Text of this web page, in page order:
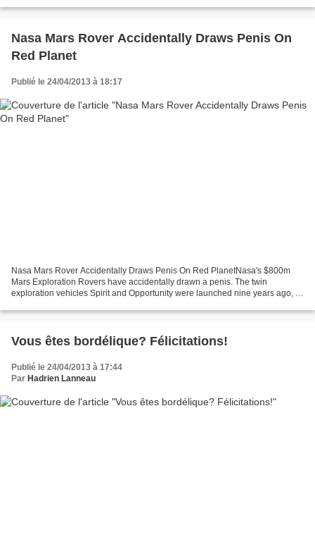
Nasa Mars Rover Accidentally Draws Penis On
Red Planet
Publié le 24/04/2013 à 18:17
Nasa Mars Rover Accidentally Draws Penis On Red PlanetNasa's $800m
Mars Exploration Rovers have accidentally drawn a penis. The twin
exploration vehicles Spirit and Opportunity were launched nine years ago, in
Vous êtes bordélique? Félicitations!
Publié le 24/04/2013 à 17:44
Par Hadrien Lanneau